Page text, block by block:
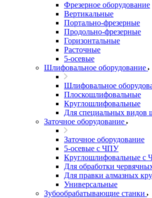
Фрезерное оборудование
Вертикальные
Портально-фрезерные
Продольно-фрезерные
Горизонтальные
Расточные
5-осевые
Шлифовальное оборудование
Шлифовальное
Плоскошлифовальные
Круглошлифовальные
Для специальных видов
Заточное оборудование
Заточное оборудование
5-осевые с ЧПУ
Круглошлифовальные с
Для обработки
Для правки алмазных
Универсальные
Зубообрабатывающие станки